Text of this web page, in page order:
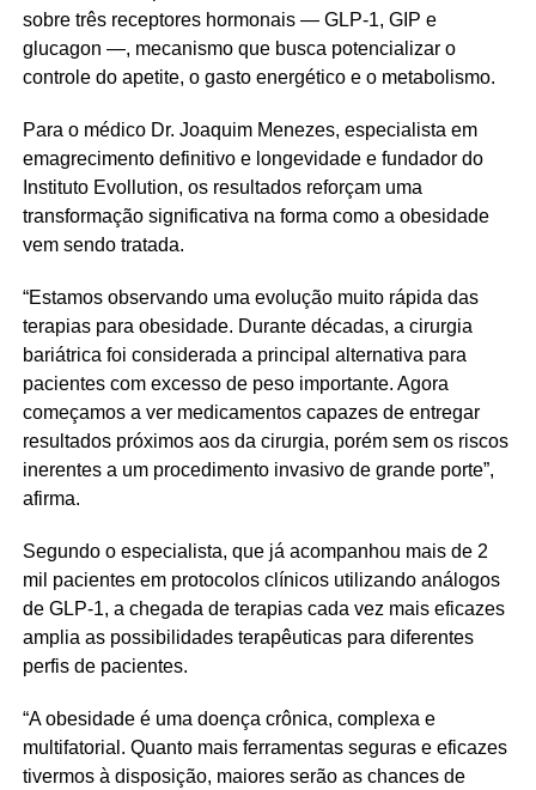
sobre três receptores hormonais — GLP-1, GIP e
glucagon —, mecanismo que busca potencializar o
controle do apetite, o gasto energético e o metabolismo.
Para o médico Dr. Joaquim Menezes, especialista em
emagrecimento definitivo e longevidade e fundador do
Instituto Evollution, os resultados reforçam uma
transformação significativa na forma como a obesidade
vem sendo tratada.
“Estamos observando uma evolução muito rápida das
terapias para obesidade. Durante décadas, a cirurgia
bariátrica foi considerada a principal alternativa para
pacientes com excesso de peso importante. Agora
começamos a ver medicamentos capazes de entregar
resultados próximos aos da cirurgia, porém sem os riscos
inerentes a um procedimento invasivo de grande porte”,
afirma.
Segundo o especialista, que já acompanhou mais de 2
mil pacientes em protocolos clínicos utilizando análogos
de GLP-1, a chegada de terapias cada vez mais eficazes
amplia as possibilidades terapêuticas para diferentes
perfis de pacientes.
“A obesidade é uma doença crônica, complexa e
multifatorial. Quanto mais ferramentas seguras e eficazes
tivermos à disposição, maiores serão as chances de